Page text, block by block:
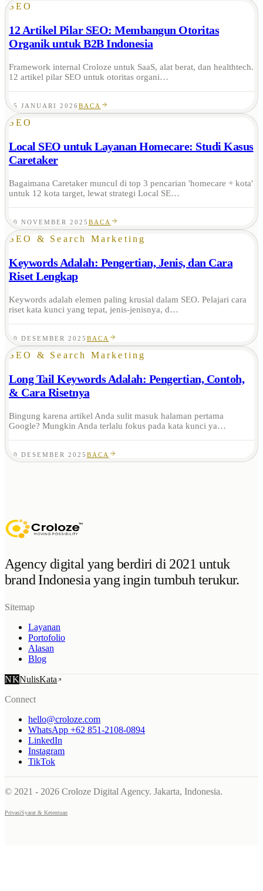
SEO
12 Artikel Pilar SEO: Membangun Otoritas
Organik untuk B2B Indonesia
Framework internal Croloze untuk SaaS, alat berat, dan healthtech.
12 artikel pilar SEO untuk otoritas organi…
15 JANUARI 2026 BACA
SEO
Local SEO untuk Layanan Homecare: Studi Kasus
Caretaker
Bagaimana Caretaker muncul di top 3 pencarian 'homecare + kota'
untuk 12 kota target, lewat strategi Local SE…
20 NOVEMBER 2025 BACA
SEO & Search Marketing
Keywords Adalah: Pengertian, Jenis, dan Cara
Riset Lengkap
Keywords adalah elemen paling krusial dalam SEO. Pelajari cara
riset kata kunci yang tepat, jenis-jenisnya, d…
20 DESEMBER 2025 BACA
SEO & Search Marketing
Long Tail Keywords Adalah: Pengertian, Contoh,
& Cara Risetnya
Bingung karena artikel Anda sulit masuk halaman pertama
Google? Mungkin Anda terlalu fokus pada kata kunci ya…
20 DESEMBER 2025 BACA
Agency digital yang berdiri di 2021 untuk
brand Indonesia yang ingin tumbuh terukur.
Sitemap
Layanan
Portofolio
Alasan
Blog
NKNulisKata
Connect
hello@croloze.com
WhatsApp +62 851-2108-0894
LinkedIn
Instagram
TikTok
© 2021 - 2026 Croloze Digital Agency. Jakarta, Indonesia.
PrivasiSyarat & Ketentuan